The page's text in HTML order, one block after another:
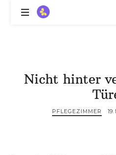
ZitronenBitter
mit
Nicht hinter
PFLEGEZIMMER 19.